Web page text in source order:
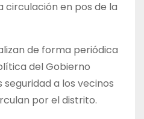
en pos de la
de forma periódica
del Gobierno
a los vecinos
por el distrito.